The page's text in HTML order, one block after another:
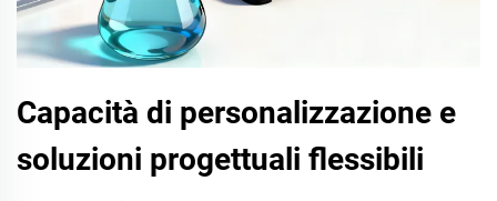
Capacità di personalizzazione e
soluzioni progettuali flessibili